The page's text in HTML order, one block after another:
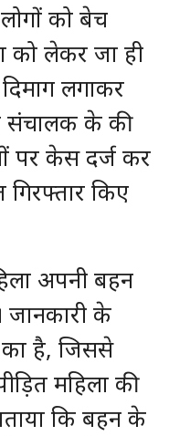
को बेच
को लेकर जा ही
लगाकर
संचालक के की
पर केस दर्ज कर
किए
अपनी बहन
जानकारी के
का है, जिससे
महिला की
कि बहन के